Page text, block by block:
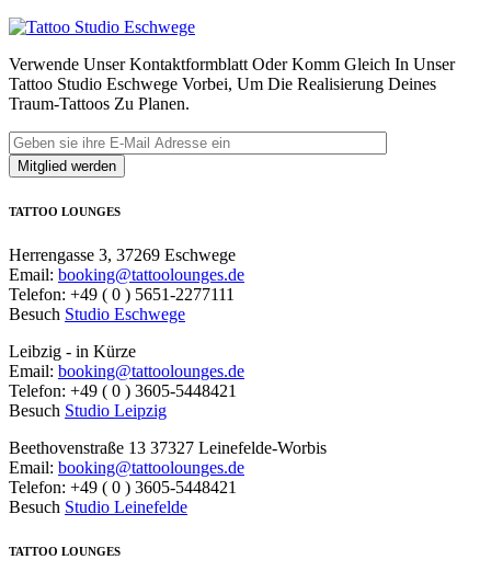
Verwende Unser Kontaktformblatt Oder Komm Gleich In Unser
Tattoo Studio Eschwege Vorbei, Um Die Realisierung Deines
Traum-Tattoos Zu Planen.
TATTOO LOUNGES
Herrengasse 3, 37269 Eschwege
Email: booking@tattoolounges.de
Telefon: +49 ( 0 ) 5651-2277111
Besuch Studio Eschwege
Leibzig - in Kürze
Email: booking@tattoolounges.de
Telefon: +49 ( 0 ) 3605-5448421
Besuch Studio Leipzig
Beethovenstraße 13 37327 Leinefelde-Worbis
Email: booking@tattoolounges.de
Telefon: +49 ( 0 ) 3605-5448421
Besuch Studio Leinefelde
TATTOO LOUNGES